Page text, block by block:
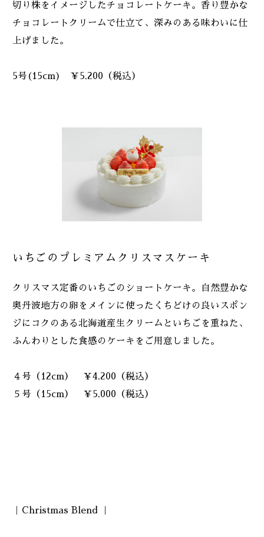
切り株をイメージしたチョコレートケーキ。香り豊かな
チョコレートクリームで仕立て、深みのある味わいに仕
上げました。
5号(15cm) ￥5,200（税込）
いちごのプレミアムクリスマスケーキ
クリスマス定番のいちごのショートケーキ。自然豊かな
奥丹波地方の卵をメインに使ったくちどけの良いスポン
ジにコクのある北海道産生クリームといちごを重ねた、
ふんわりとした食感のケーキをご用意しました。
４号（12cm） ￥4,200（税込）
５号（15cm） ￥5,000（税込）
｜Christmas Blend ｜